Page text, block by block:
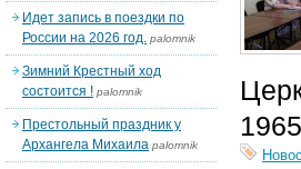
Идет запись в поездки по
России на 2026 год. palomnik
Зимний Крестный ход
состоится ! palomnik
Престольный праздник у
Архангела Михаила palomnik